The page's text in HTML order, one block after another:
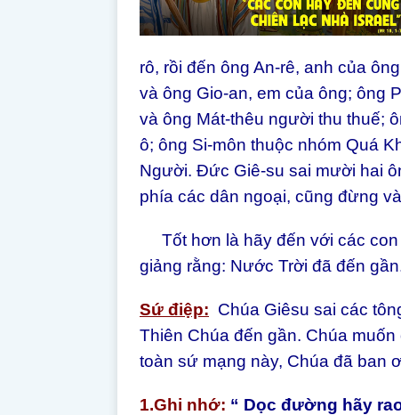
rô, rồi đến ông An-rê, anh của
và ông Gio-an, em của ông; ông
và ông Mát-thêu người thu thuế;
ô; ông Si-môn thuộc nhóm Quá
Người. Đức Giê-su sai mười hai
phía các dân ngoại, cũng đừng
Tốt hơn là hãy đến với các con
giảng rằng: Nước Trời đã đến
Sứ điệp: Chúa Giêsu sai các
Thiên Chúa đến gần. Chúa
toàn sứ mạng này, Chúa đã ban
1.Ghi nhớ: “ Dọc đường hãy